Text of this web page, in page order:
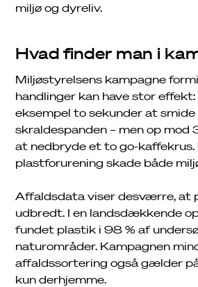
miljø og dyreliv.
Hvad finder man i
Miljøstyrelsens kampagne
handlinger kan have stor
eksempel to sekunder at
skraldespanden – men op mod
at nedbryde et to go-kaffekrus.
plastforurening skade både
Affaldsdata viser desværre, at
udbredt. I en landsdækkende
fundet plastik i 98 % af
naturområder. Kampagnen
affaldssortering også gælder
kun derhjemme.